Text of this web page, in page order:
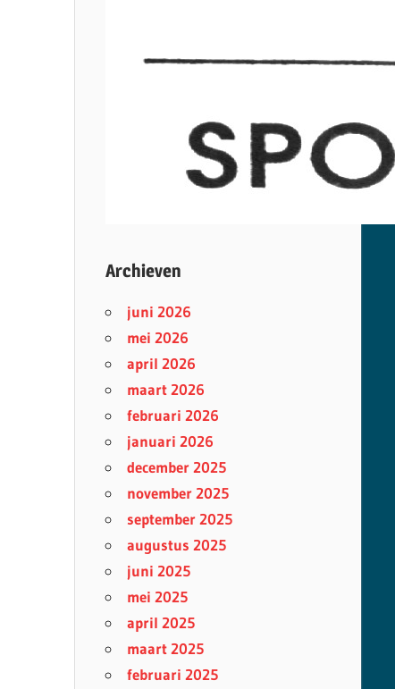
Archieven
juni 2026
mei 2026
april 2026
maart 2026
februari 2026
januari 2026
december 2025
november 2025
september 2025
augustus 2025
juni 2025
mei 2025
april 2025
maart 2025
februari 2025